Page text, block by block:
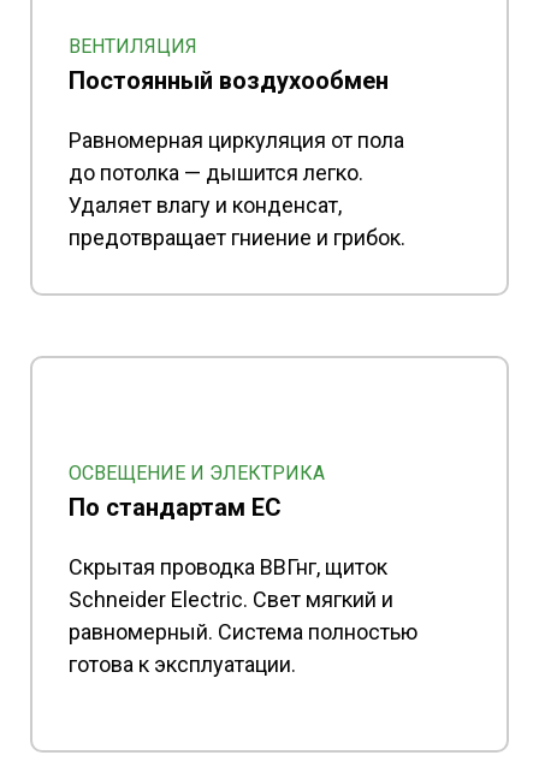
Равномерная циркуляция от пола
до потолка — дышится легко.
Удаляет влагу и конденсат,
предотвращает гниение и грибок.
Постоянный воздухообмен
ВЕНТИЛЯЦИЯ
Скрытая проводка ВВГнг, щиток
Schneider Electric. Свет мягкий и
равномерный. Система полностью
готова к эксплуатации.
По стандартам ЕС
ОСВЕЩЕНИЕ И ЭЛЕКТРИКА